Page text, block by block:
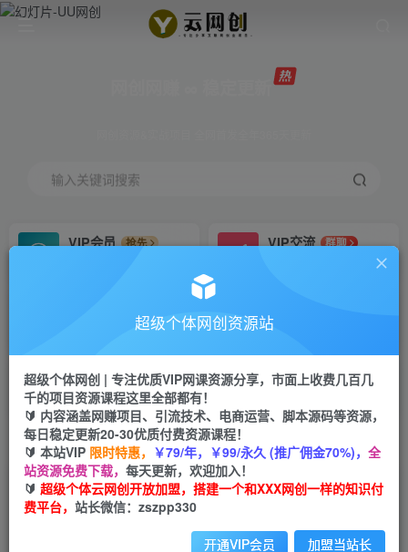
输入关键词搜索
VIP会员
抢先
VIP交流
群聊
研究探讨更多创业项目路子。
会员专属推广链接
招募站长
挂机
项目
脚本卡密
APP下载
GO
首页 创业课程 会员专属 正文
（7213期）靠ps类软件安装包，日入过300+全新
ps安装包0成本玩法（附186G安装包）
超级个体网创资源站
超级个体网创 | 专注优质VIP网课资源分享，市面上收费几百几
千的项目资源课程这里全部都有！
🔰 内容涵盖网赚项目、引流技术、电商运营、脚本源码等资源，
每日稳定更新20-30优质付费资源课程！
🔰 本站VIP 限时特惠， ￥79/年，￥99/永久 (推广佣金70%)， 全
站资源免费下载， 每天更新，欢迎加入！
🔰 超级个体云网创开放加盟，搭建一个和XXX网创一样的知识付
费平台， 站长微信：zszpp330
开通VIP会员 加盟当站长